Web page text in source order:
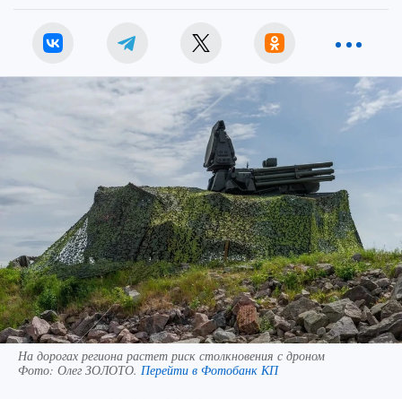
На дорогах региона растет риск столкновения с дроном
Фото: Олег ЗОЛОТО. Перейти в Фотобанк КП